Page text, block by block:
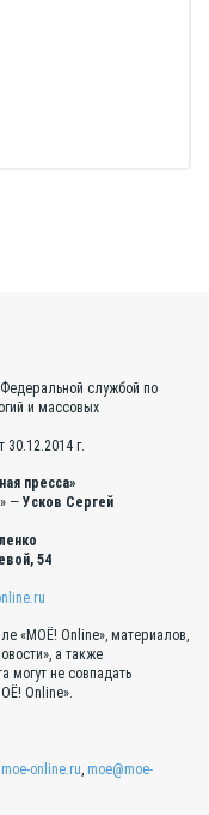
Федеральной службой по
и массовых
г.
пресса»
— Усков Сергей
54
«МОЁ! Online», материалов,
а также
могут не совпадать
Online».
online.ru moe@moe-